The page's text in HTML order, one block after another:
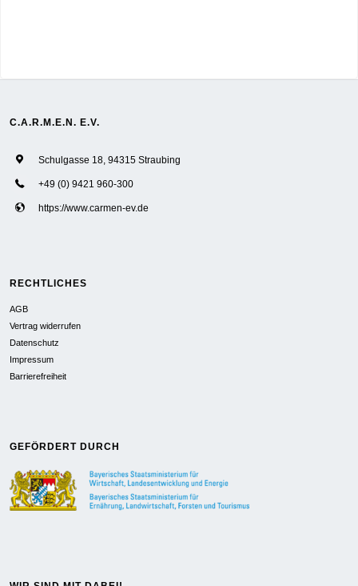
C.A.R.M.E.N. E.V.
Schulgasse 18, 94315 Straubing
+49 (0) 9421 960-300
https://www.carmen-ev.de
RECHTLICHES
AGB
Vertrag widerrufen
Datenschutz
Impressum
Barrierefreiheit
GEFÖRDERT DURCH